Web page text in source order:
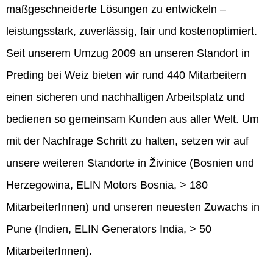
maßgeschneiderte Lösungen zu entwickeln –
leistungsstark, zuverlässig, fair und kostenoptimiert.
Seit unserem Umzug 2009 an unseren Standort in
Preding bei Weiz bieten wir rund 440 Mitarbeitern
einen sicheren und nachhaltigen Arbeitsplatz und
bedienen so gemeinsam Kunden aus aller Welt. Um
mit der Nachfrage Schritt zu halten, setzen wir auf
unsere weiteren Standorte in Živinice (Bosnien und
Herzegowina, ELIN Motors Bosnia, > 180
MitarbeiterInnen) und unseren neuesten Zuwachs in
Pune (Indien, ELIN Generators India, > 50
MitarbeiterInnen).